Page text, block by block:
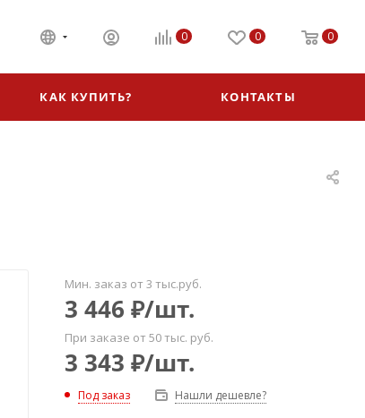
0 0 0
КАК КУПИТЬ? КОНТАКТЫ
Мин. заказ от 3 тыс.руб.
3 446 ₽/шт.
При заказе от 50 тыс. руб.
3 343 ₽/шт.
Под заказ Нашли дешевле?